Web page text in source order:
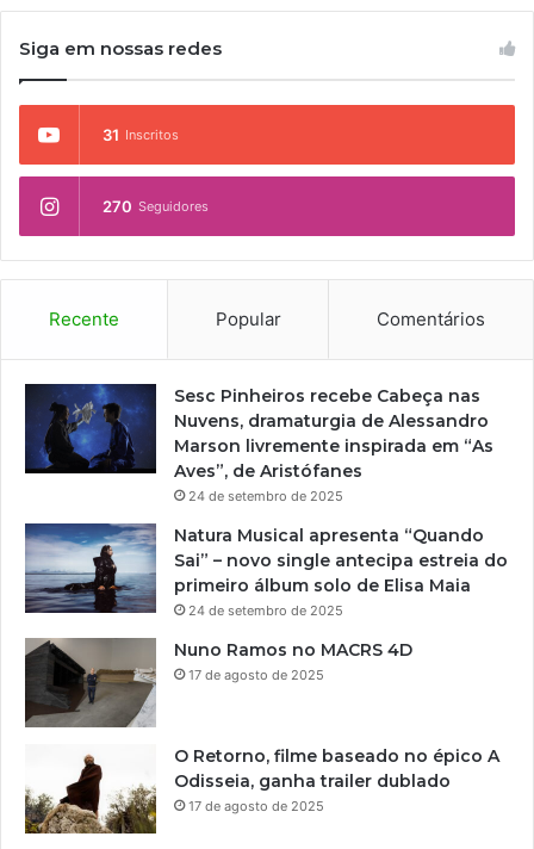
Siga em nossas redes
31 Inscritos
270 Seguidores
Recente Popular Comentários
Sesc Pinheiros recebe Cabeça nas
Nuvens, dramaturgia de Alessandro
Marson livremente inspirada em “As
Aves”, de Aristófanes
24 de setembro de 2025
Natura Musical apresenta “Quando
Sai” – novo single antecipa estreia do
primeiro álbum solo de Elisa Maia
24 de setembro de 2025
Nuno Ramos no MACRS 4D
17 de agosto de 2025
O Retorno, filme baseado no épico A
Odisseia, ganha trailer dublado
17 de agosto de 2025